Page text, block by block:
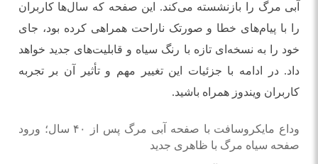
آبی مرگ را بازنشسته می‌کند. این صفحه که سال‌ها کاربران
را با پیام‌های خطا و صورتک ناراحت همراهی کرده بود، جای
خود را به نسخه‌ای تازه با رنگ سیاه و قابلیت‌های جدید خواهد
داد. در ادامه با جزئیات این تغییر مهم و تأثیر آن بر تجربه
کاربران ویندوز همراه باشید.
وداع مایکروسافت با صفحه آبی مرگ پس از ۴۰ سال؛ ورود
صفحه سیاه مرگ با ظاهری جدید